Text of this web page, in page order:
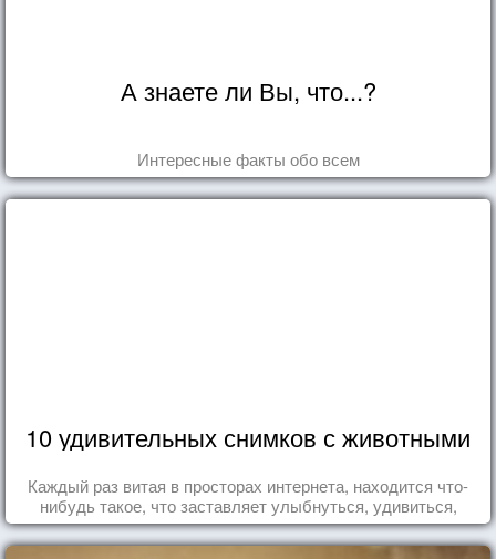
А знаете ли Вы, что...?
Интересные факты обо всем
10 удивительных снимков с животными
Каждый раз витая в просторах интернета, находится что-
нибудь такое, что заставляет улыбнуться, удивиться,
восхититься...